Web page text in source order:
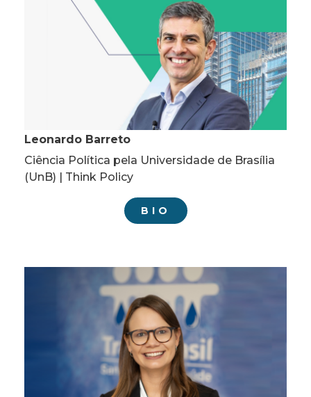
Leonardo Barreto
Ciência Política pela Universidade de Brasília
(UnB) | Think Policy
BIO